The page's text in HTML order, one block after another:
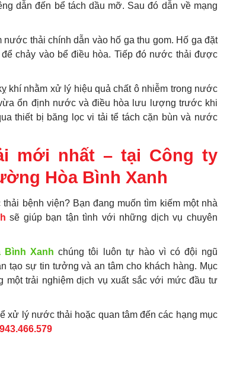
dẫn đến bể tách dầu mỡ. Sau đó dẫn về mạng
thải chính dẫn vào hố ga thu gom. Hố ga đặt
chảy vào bể điều hòa. Tiếp đó nước thải được
khí nhằm xử lý hiệu quả chất ô nhiễm trong nước
ổn định nước và điều hòa lưu lượng trước khi
thiết bị băng lọc vi tải tể tách cặn bùn và nước
mới nhất – tại Công ty
Hòa Bình Xanh
bệnh viện? Bạn đang muốn tìm kiếm một nhà
sẽ giúp bạn tận tình với những dịch vụ chuyên
Bình Xanh chúng tôi luôn tự hào vì có đội ngũ
tạo sự tin tưởng và an tâm cho khách hàng. Mục
một trải nghiệm dịch vụ xuất sắc với mức đầu tư
xử lý nước thải hoặc quan tâm đến các hạng mục